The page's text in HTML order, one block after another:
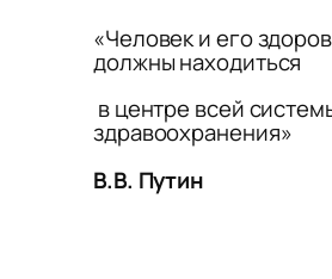
«Человек и его
должны находиться
в центре всей
здравоохранения»
В.В. Путин